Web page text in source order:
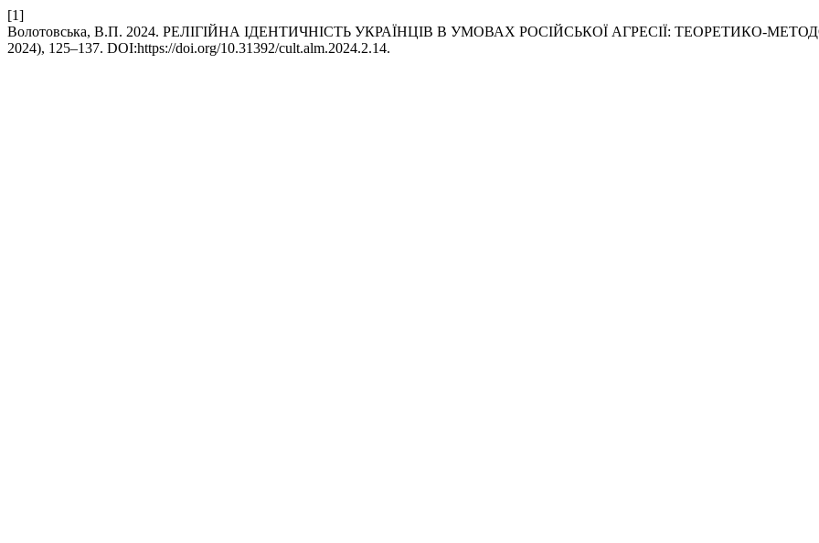
[1]
Волотовська, В.П. 2024. РЕЛІГІЙНА ІДЕНТИЧНІСТЬ УКРАЇНЦІВ В УМОВАХ РОСІЙСЬКОЇ АГРЕСІЇ: ТЕОРЕТИКО-
2024), 125–137. DOI:https://doi.org/10.31392/cult.alm.2024.2.14.